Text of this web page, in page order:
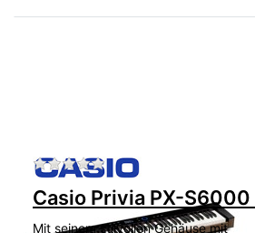
Zu diesem Produkt
Casio Privia PX-S6000
Mit seinem stilvollen Gehäuse mit